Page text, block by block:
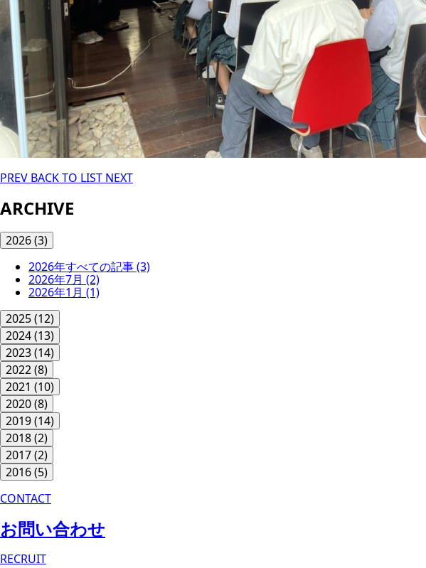
PREV BACK TO LIST NEXT
ARCHIVE
2026(3)
2026年すべての記事(3)
2026年7月 (2)
2026年1月 (1)
2025(12)
2024(13)
2023(14)
2022(8)
2021 (10)
2020(8)
2019(14)
2018(2)
2017(2)
2016(5)
CONTACT
お問い合わせ
RECRUIT